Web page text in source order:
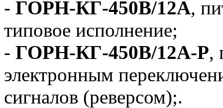
- ГОРН-КГ-450В/12А,
типовое исполнение;
- ГОРН-КГ-450В/12А-Р,
электронным
сигналов (реверсом);.